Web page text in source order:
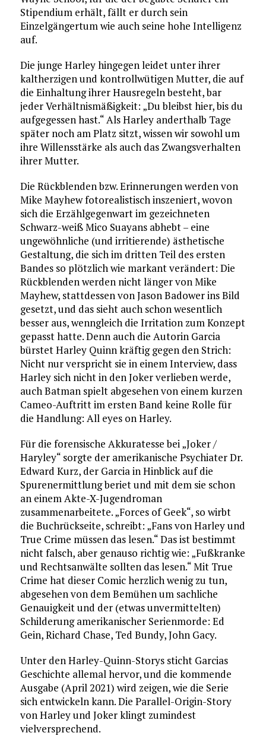
Stipendium erhält, fällt er durch sein
Einzelgängertum wie auch seine hohe Intelligenz
auf.
Die junge Harley hingegen leidet unter ihrer
kaltherzigen und kontrollwütigen Mutter, die auf
die Einhaltung ihrer Hausregeln besteht, bar
jeder Verhältnismäßigkeit: „Du bleibst hier, bis du
aufgegessen hast.“ Als Harley anderthalb Tage
später noch am Platz sitzt, wissen wir sowohl um
ihre Willensstärke als auch das Zwangsverhalten
ihrer Mutter.
Die Rückblenden bzw. Erinnerungen werden von
Mike Mayhew fotorealistisch inszeniert, wovon
sich die Erzählgegenwart im gezeichneten
Schwarz-weiß Mico Suayans abhebt – eine
ungewöhnliche (und irritierende) ästhetische
Gestaltung, die sich im dritten Teil des ersten
Bandes so plötzlich wie markant verändert: Die
Rückblenden werden nicht länger von Mike
Mayhew, stattdessen von Jason Badower ins Bild
gesetzt, und das sieht auch schon wesentlich
besser aus, wenngleich die Irritation zum Konzept
gepasst hatte. Denn auch die Autorin Garcia
bürstet Harley Quinn kräftig gegen den Strich:
Nicht nur verspricht sie in einem Interview, dass
Harley sich nicht in den Joker verlieben werde,
auch Batman spielt abgesehen von einem kurzen
Cameo-Auftritt im ersten Band keine Rolle für
die Handlung: All eyes on Harley.
Für die forensische Akkuratesse bei „Joker /
Haryley“ sorgte der amerikanische Psychiater Dr.
Edward Kurz, der Garcia in Hinblick auf die
Spurenermittlung beriet und mit dem sie schon
an einem Akte-X-Jugendroman
zusammenarbeitete. „Forces of Geek“, so wirbt
die Buchrückseite, schreibt: „Fans von Harley und
True Crime müssen das lesen.“ Das ist bestimmt
nicht falsch, aber genauso richtig wie: „Fußkranke
und Rechtsanwälte sollten das lesen.“ Mit True
Crime hat dieser Comic herzlich wenig zu tun,
abgesehen von dem Bemühen um sachliche
Genauigkeit und der (etwas unvermittelten)
Schilderung amerikanischer Serienmorde: Ed
Gein, Richard Chase, Ted Bundy, John Gacy.
Unter den Harley-Quinn-Storys sticht Garcias
Geschichte allemal hervor, und die kommende
Ausgabe (April 2021) wird zeigen, wie die Serie
sich entwickeln kann. Die Parallel-Origin-Story
von Harley und Joker klingt zumindest
vielversprechend.